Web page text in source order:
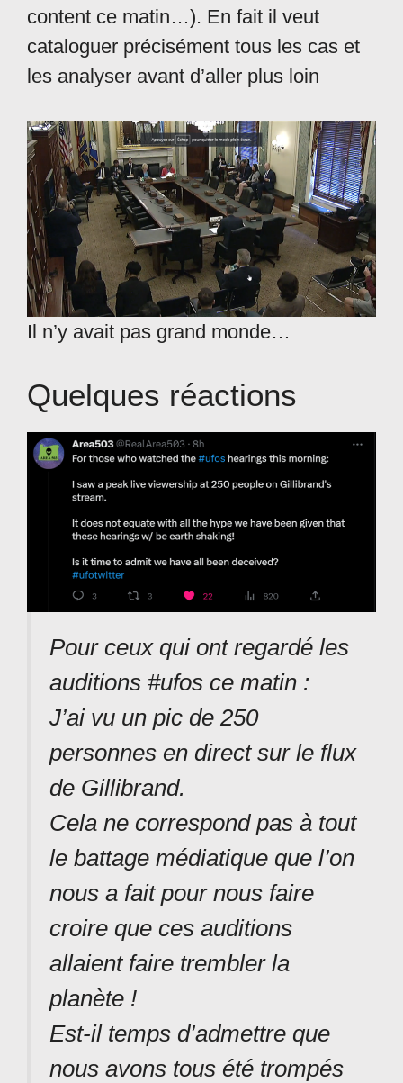
content ce matin…). En fait il veut
cataloguer précisément tous les cas et
les analyser avant d’aller plus loin
Il n’y avait pas grand monde…
Quelques réactions
Pour ceux qui ont regardé les
auditions #ufos ce matin :
J’ai vu un pic de 250
personnes en direct sur le flux
de Gillibrand.
Cela ne correspond pas à tout
le battage médiatique que l’on
nous a fait pour nous faire
croire que ces auditions
allaient faire trembler la
planète !
Est-il temps d’admettre que
nous avons tous été trompés